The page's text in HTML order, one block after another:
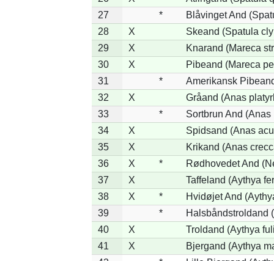
27
*
Blåvinget And
28
X
Skeand (Spatula
29
X
Knarand (Mareca
30
X
Pibeand (Mareca
31
*
Amerikansk
32
X
Gråand (Anas
33
*
Sortbrun And (Anas
34
X
Spidsand (Anas
35
X
Krikand (Anas
36
X *
Rødhovedet And
37
X
Taffeland (Aythya
38
X *
Hvidøjet And
39
*
Halsbåndstroldand
40
X
Troldand (Aythya
41
X
Bjergand (Aythya